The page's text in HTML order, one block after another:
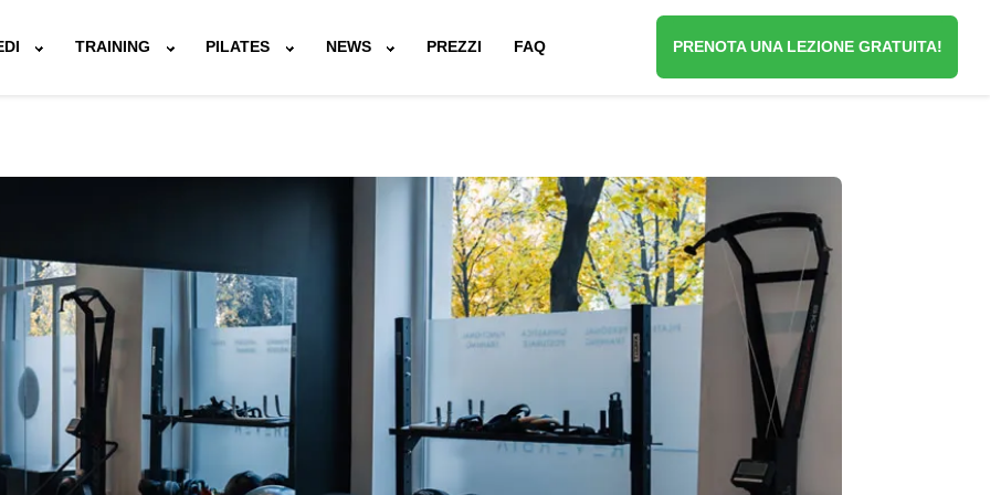
TRAINING PILATES NEWS PREZZI FAQ PRENOTA UNA LEZIONE GRATUITA!